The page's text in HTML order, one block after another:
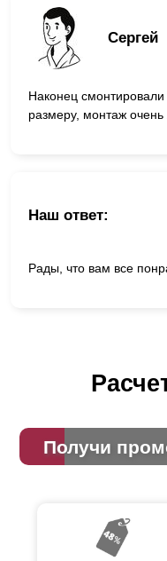
Сергей
Наконец
размеру, монтаж очень
Наш ответ:
Рады, что вам все
Получи